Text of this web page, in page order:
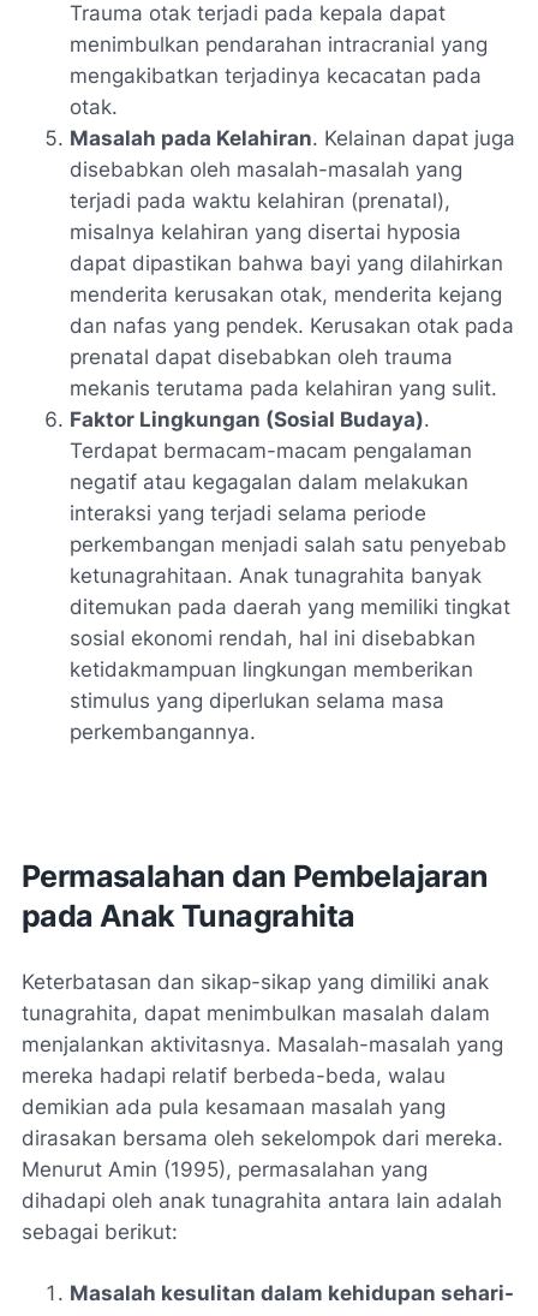
Trauma otak terjadi pada kepala dapat
menimbulkan pendarahan intracranial yang
mengakibatkan terjadinya kecacatan pada
otak.
Masalah pada Kelahiran. Kelainan dapat juga
disebabkan oleh masalah-masalah yang
terjadi pada waktu kelahiran (prenatal),
misalnya kelahiran yang disertai hyposia
dapat dipastikan bahwa bayi yang dilahirkan
menderita kerusakan otak, menderita kejang
dan nafas yang pendek. Kerusakan otak pada
prenatal dapat disebabkan oleh trauma
mekanis terutama pada kelahiran yang sulit.
Faktor Lingkungan (Sosial Budaya).
Terdapat bermacam-macam pengalaman
negatif atau kegagalan dalam melakukan
interaksi yang terjadi selama periode
perkembangan menjadi salah satu penyebab
ketunagrahitaan. Anak tunagrahita banyak
ditemukan pada daerah yang memiliki tingkat
sosial ekonomi rendah, hal ini disebabkan
ketidakmampuan lingkungan memberikan
stimulus yang diperlukan selama masa
perkembangannya.
Permasalahan dan Pembelajaran
pada Anak Tunagrahita
Keterbatasan dan sikap-sikap yang dimiliki anak
tunagrahita, dapat menimbulkan masalah dalam
menjalankan aktivitasnya. Masalah-masalah yang
mereka hadapi relatif berbeda-beda, walau
demikian ada pula kesamaan masalah yang
dirasakan bersama oleh sekelompok dari mereka.
Menurut Amin (1995), permasalahan yang
dihadapi oleh anak tunagrahita antara lain adalah
sebagai berikut:
Masalah kesulitan dalam kehidupan sehari-